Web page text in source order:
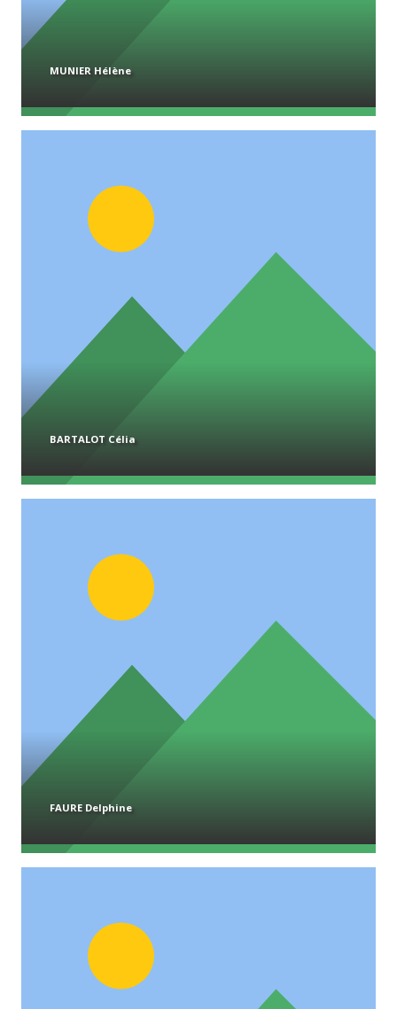
MUNIER Hélène
BARTALOT Célia
FAURE Delphine